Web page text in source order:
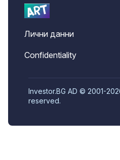
Лични данни
Confidentiality
Investor.BG AD © 2001-
reserved.